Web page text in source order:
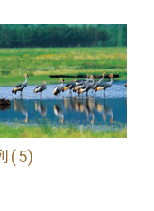
(5)